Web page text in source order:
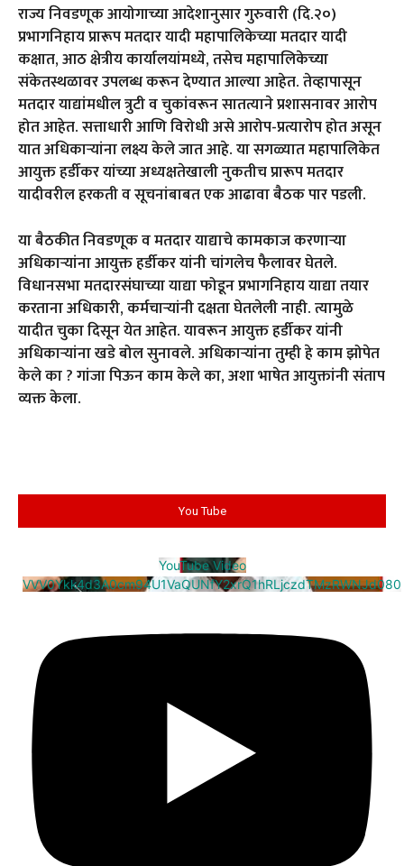
राज्य निवडणूक आयोगाच्या आदेशानुसार गुरुवारी (दि.२०)
प्रभागनिहाय प्रारूप मतदार यादी महापालिकेच्या मतदार यादी
कक्षात, आठ क्षेत्रीय कार्यालयांमध्ये, तसेच महापालिकेच्या
संकेतस्थळावर उपलब्ध करून देण्यात आल्या आहेत. तेव्हापासून
मतदार याद्यांमधील त्रुटी व चुकांवरून सातत्याने प्रशासनावर आरोप
होत आहेत. सत्ताधारी आणि विरोधी असे आरोप-प्रत्यारोप होत असून
यात अधिकाऱ्यांना लक्ष्य केले जात आहे. या सगळ्यात महापालिकेत
आयुक्त हर्डीकर यांच्या अध्यक्षतेखाली नुकतीच प्रारूप मतदार
यादीवरील हरकती व सूचनांबाबत एक आढावा बैठक पार पडली.
या बैठकीत निवडणूक व मतदार याद्याचे कामकाज करणाऱ्या
अधिकाऱ्यांना आयुक्त हर्डीकर यांनी चांगलेच फैलावर घेतले.
विधानसभा मतदारसंघाच्या याद्या फोडून प्रभागनिहाय याद्या तयार
करताना अधिकारी, कर्मचाऱ्यांनी दक्षता घेतलेली नाही. त्यामुळे
यादीत चुका दिसून येत आहेत. यावरून आयुक्त हर्डीकर यांनी
अधिकाऱ्यांना खडे बोल सुनावले. अधिकाऱ्यांना तुम्ही हे काम झोपेत
केले का ? गांजा पिऊन काम केले का, अशा भाषेत आयुक्तांनी संताप
व्यक्त केला.
You Tube
YouTube Video
VVV0Ykk4d3A0cm94U1VaQUNfY2xrQ1hRLjczdTMzRWNJd080